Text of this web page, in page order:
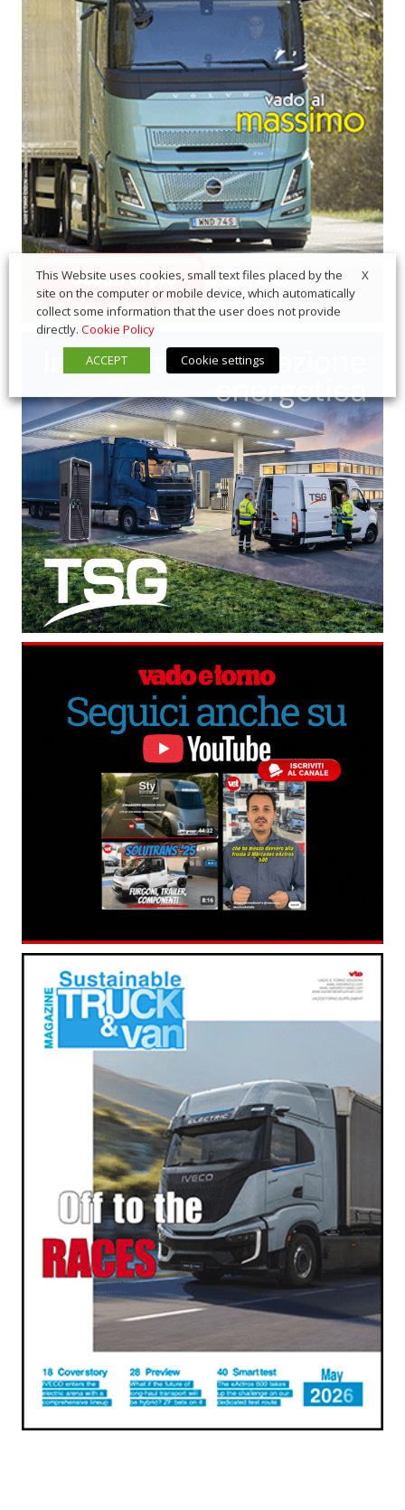
X
This Website uses cookies, small text files placed by the
site on the computer or mobile device, which automatically
collect some information that the user does not provide
directly. Cookie Policy
ACCEPT
Cookie settings